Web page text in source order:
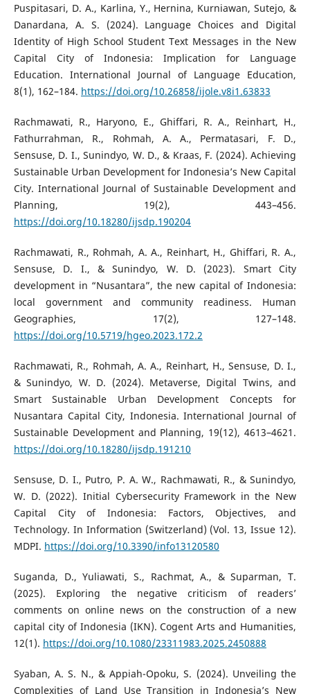
Puspitasari, D. A., Karlina, Y., Hernina, Kurniawan, Sutejo, &
Danardana, A. S. (2024). Language Choices and Digital
Identity of High School Student Text Messages in the New
Capital City of Indonesia: Implication for Language
Education. International Journal of Language Education,
8(1), 162–184. https://doi.org/10.26858/ijole.v8i1.63833
Rachmawati, R., Haryono, E., Ghiffari, R. A., Reinhart, H.,
Fathurrahman, R., Rohmah, A. A., Permatasari, F. D.,
Sensuse, D. I., Sunindyo, W. D., & Kraas, F. (2024). Achieving
Sustainable Urban Development for Indonesia’s New Capital
City. International Journal of Sustainable Development and
Planning, 19(2), 443–456.
https://doi.org/10.18280/ijsdp.190204
Rachmawati, R., Rohmah, A. A., Reinhart, H., Ghiffari, R. A.,
Sensuse, D. I., & Sunindyo, W. D. (2023). Smart City
development in “Nusantara”, the new capital of Indonesia:
local government and community readiness. Human
Geographies, 17(2), 127–148.
https://doi.org/10.5719/hgeo.2023.172.2
Rachmawati, R., Rohmah, A. A., Reinhart, H., Sensuse, D. I.,
& Sunindyo, W. D. (2024). Metaverse, Digital Twins, and
Smart Sustainable Urban Development Concepts for
Nusantara Capital City, Indonesia. International Journal of
Sustainable Development and Planning, 19(12), 4613–4621.
https://doi.org/10.18280/ijsdp.191210
Sensuse, D. I., Putro, P. A. W., Rachmawati, R., & Sunindyo,
W. D. (2022). Initial Cybersecurity Framework in the New
Capital City of Indonesia: Factors, Objectives, and
Technology. In Information (Switzerland) (Vol. 13, Issue 12).
MDPI. https://doi.org/10.3390/info13120580
Suganda, D., Yuliawati, S., Rachmat, A., & Suparman, T.
(2025). Exploring the negative criticism of readers’
comments on online news on the construction of a new
capital city of Indonesia (IKN). Cogent Arts and Humanities,
12(1). https://doi.org/10.1080/23311983.2025.2450888
Syaban, A. S. N., & Appiah-Opoku, S. (2024). Unveiling the
Complexities of Land Use Transition in Indonesia’s New